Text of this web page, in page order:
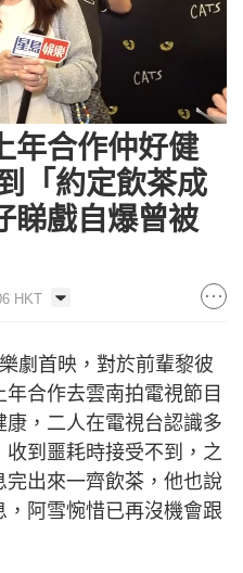
年合作仲好健
「約定飲茶成
睇戲自爆曾被
HKT
劇首映，對於前輩黎彼
合作去雲南拍電視節目
，二人在電視台認識多
到噩耗時接受不到，之
出來一齊飲茶，他也說
阿雪惋惜已再沒機會跟